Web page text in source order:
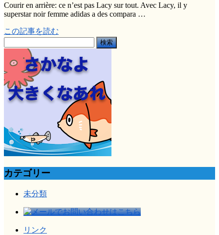
Courir en arrière: ce n’est pas Lacy sur tout. Avec Lacy, il y
superstar noir femme adidas a des compara …
この記事を読む
索:
カテゴリー
未分類
リンク